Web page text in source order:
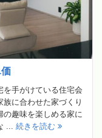
を手がけている住宅会
に合わせた家づくり
の趣味を楽しめる家に
... 続きを読む